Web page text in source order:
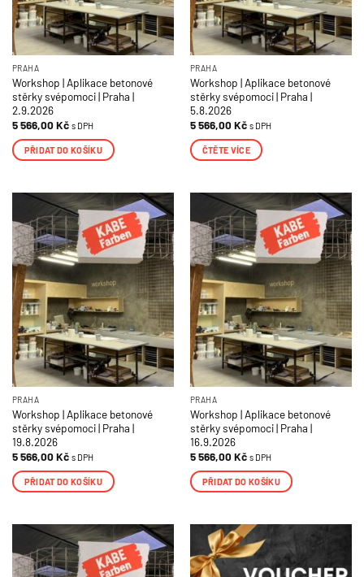
PRAHA
Workshop | Aplikace betonové
stěrky svépomoci | Praha |
2.9.2026
5 566,00Kč s DPH
PŘIDAT DO KOŠÍKU
PRAHA
Workshop | Aplikace betonové
stěrky svépomoci | Praha |
5.8.2026
5 566,00Kč s DPH
ČTĚTE VÍCE
PRAHA
Workshop | Aplikace betonové
stěrky svépomoci | Praha |
19.8.2026
5 566,00Kč s DPH
PŘIDAT DO KOŠÍKU
PRAHA
Workshop | Aplikace betonové
stěrky svépomoci | Praha |
16.9.2026
5 566,00Kč s DPH
PŘIDAT DO KOŠÍKU